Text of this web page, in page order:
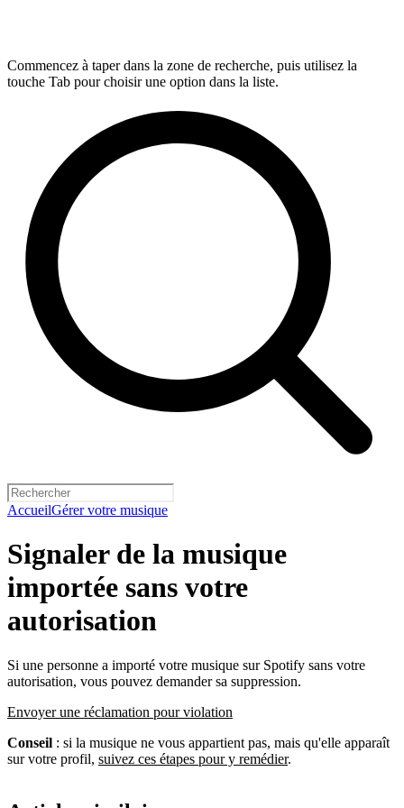
Commencez à taper dans la zone de recherche, puis utilisez la
touche Tab pour choisir une option dans la liste.
AccueilGérer votre musique
Signaler de la musique
importée sans votre
autorisation
Si une personne a importé votre musique sur Spotify sans votre
autorisation, vous pouvez demander sa suppression.
Envoyer une réclamation pour violation
Conseil : si la musique ne vous appartient pas, mais qu'elle apparaît
sur votre profil, suivez ces étapes pour y remédier.